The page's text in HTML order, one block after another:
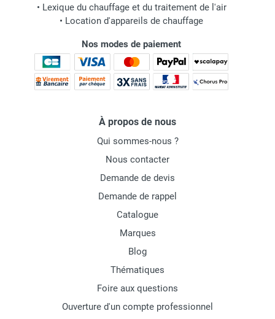
• Lexique du chauffage et du traitement de l'air
• Location d'appareils de chauffage
Nos modes de paiement
À propos de nous
Qui sommes-nous ?
Nous contacter
Demande de devis
Demande de rappel
Catalogue
Marques
Blog
Thématiques
Foire aux questions
Ouverture d'un compte professionnel